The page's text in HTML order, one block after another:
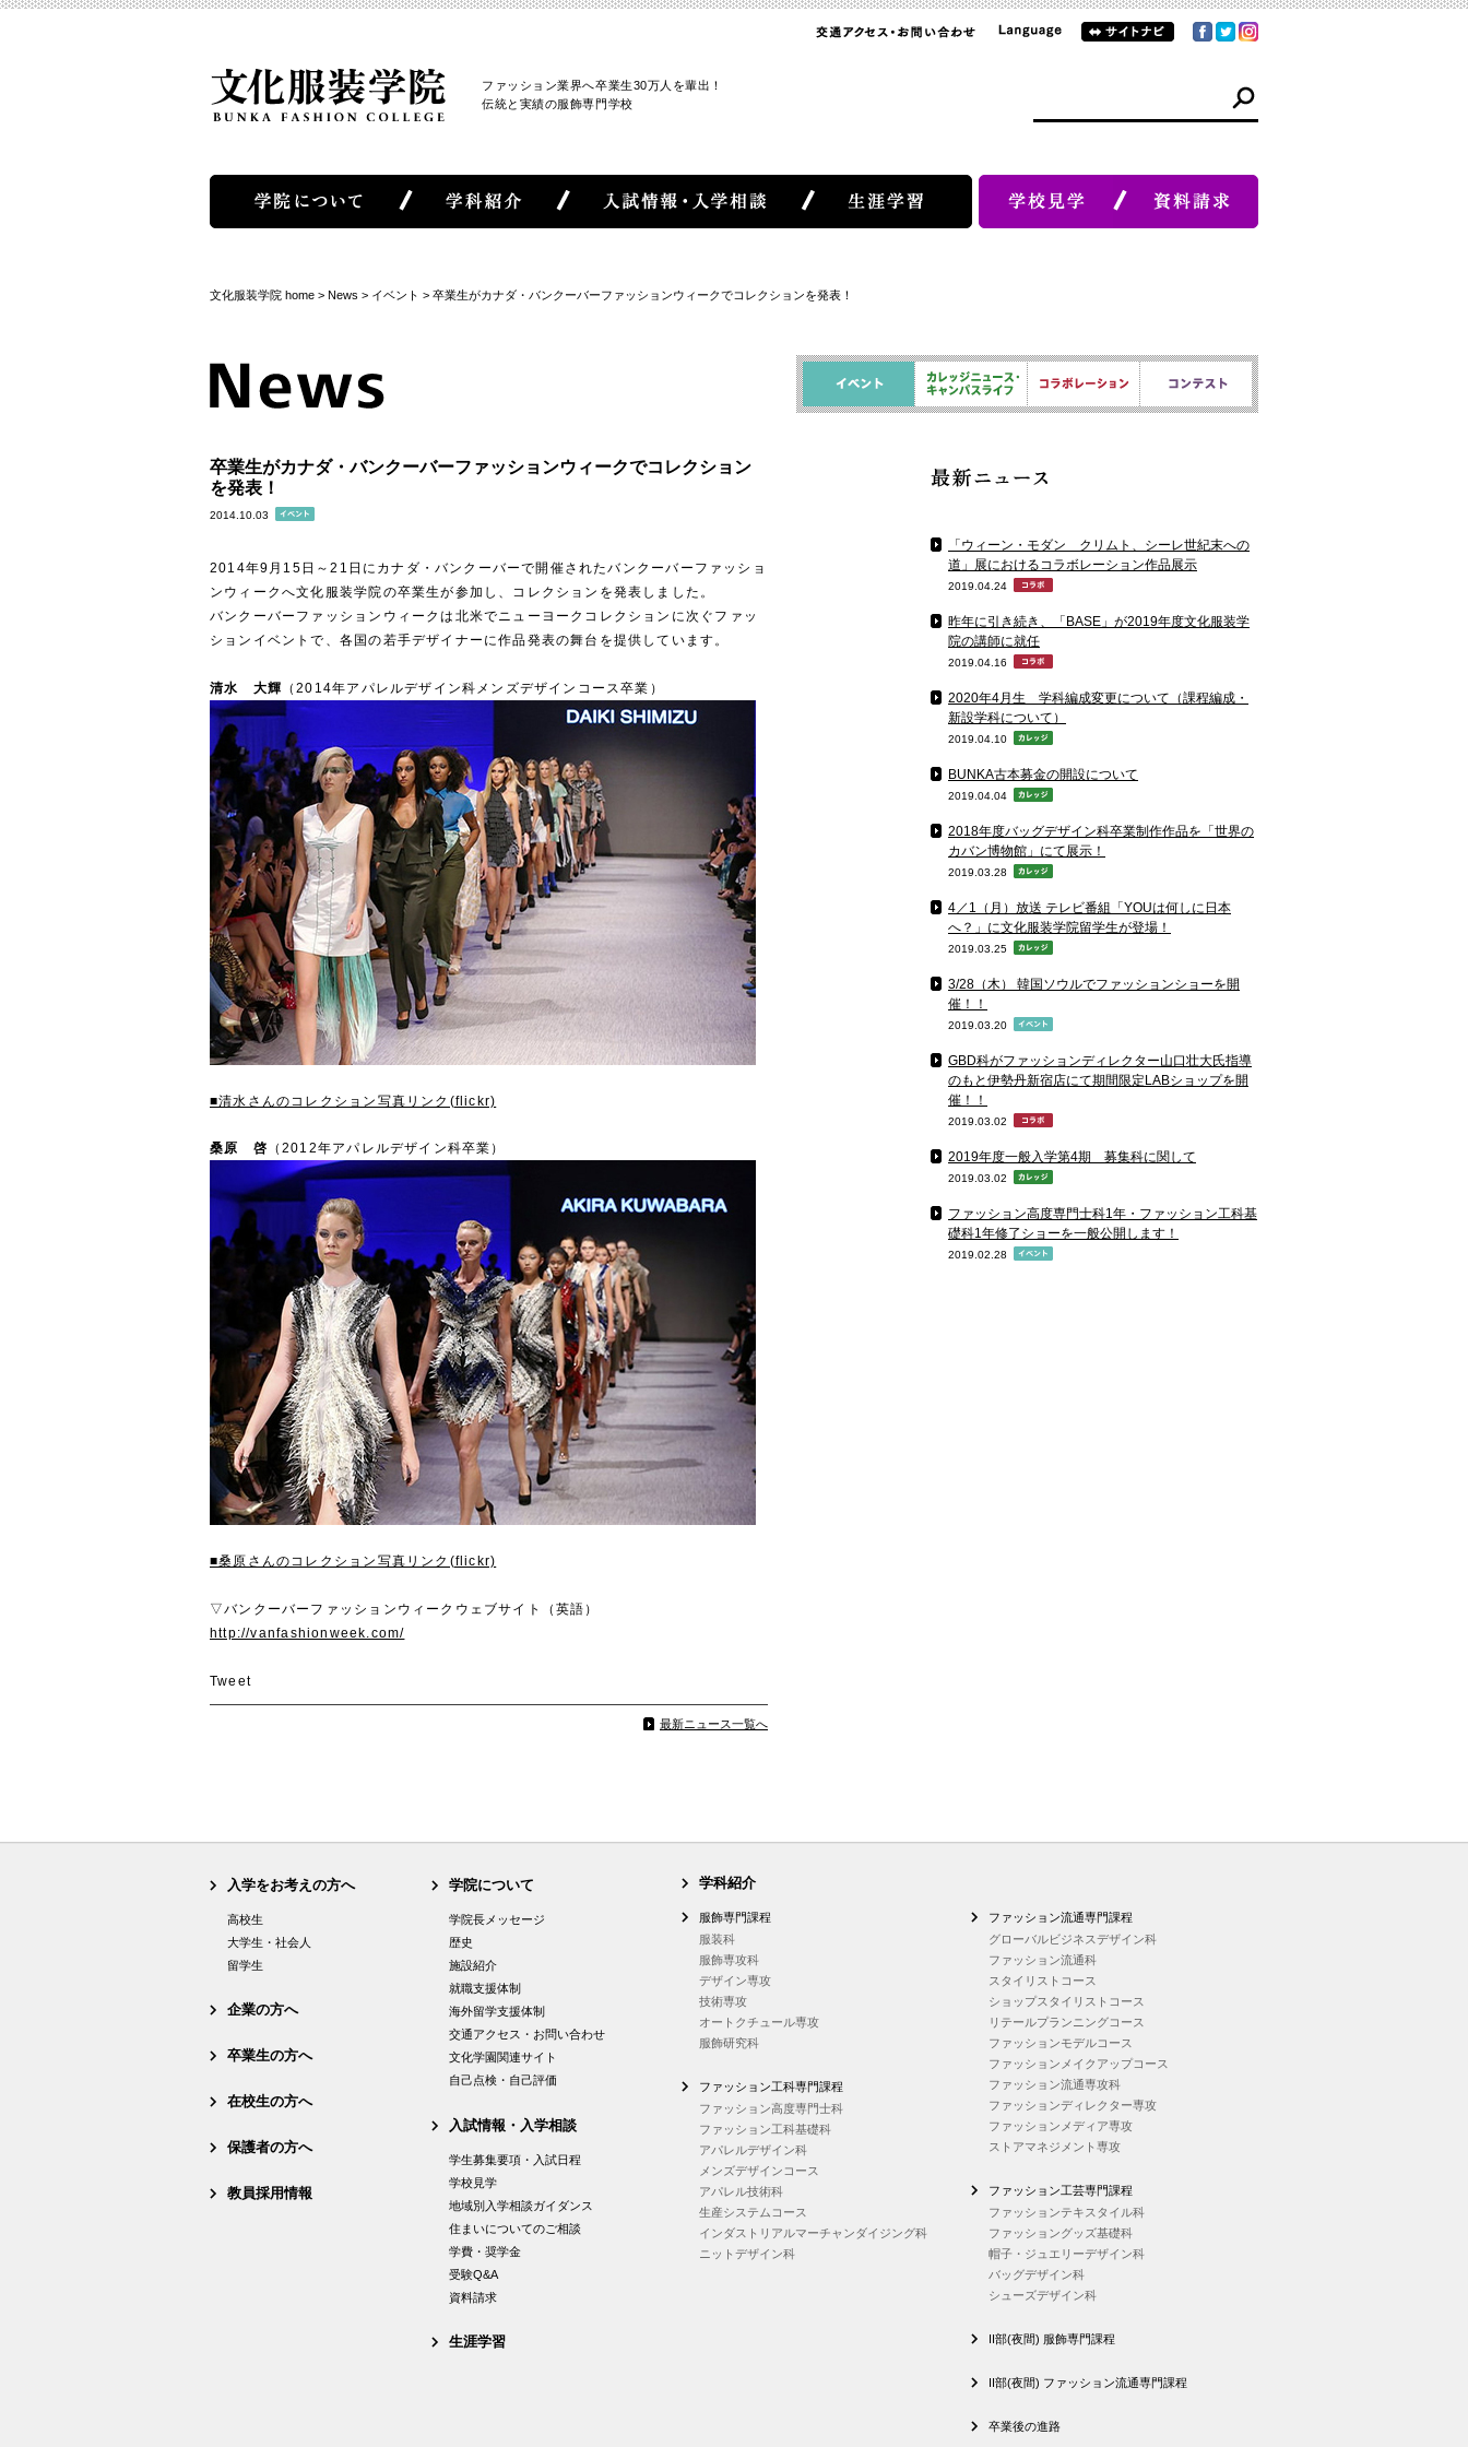
ファッション業界へ卒業生30万人を輩出！
伝統と実績の服飾専門学校
文化服装学院 home > News > イベント > 卒業生がカナダ・バンクーバーファッションウィークでコレクションを発表！
卒業生がカナダ・バンクーバーファッションウィークでコレクション
を発表！
2014.10.03
2014年9月15日～21日にカナダ・バンクーバーで開催されたバンクーバーファッショ
ンウィークへ文化服装学院の卒業生が参加し、コレクションを発表しました。
バンクーバーファッションウィークは北米でニューヨークコレクションに次ぐファッ
ションイベントで、各国の若手デザイナーに作品発表の舞台を提供しています。
清水 大輝 （2014年アパレルデザイン科メンズデザインコース卒業）
■清水さんのコレクション写真リンク(flickr)
桑原 啓 （2012年アパレルデザイン科卒業）
■桑原さんのコレクション写真リンク(flickr)
▽バンクーバーファッションウィークウェブサイト（英語）
http://vanfashionweek.com/
Tweet
最新ニュース一覧へ
「ウィーン・モダン クリムト、シーレ世紀末への
道」展におけるコラボレーション作品展示
2019.04.24
昨年に引き続き、「BASE」が2019年度文化服装学
院の講師に就任
2019.04.16
2020年4月生 学科編成変更について（課程編成・
新設学科について）
2019.04.10
BUNKA古本募金の開設について
2019.04.04
2018年度バッグデザイン科卒業制作作品を「世界の
カバン博物館」にて展示！
2019.03.28
4／1（月）放送 テレビ番組「YOUは何しに日本
へ？」に文化服装学院留学生が登場！
2019.03.25
3/28（木） 韓国ソウルでファッションショーを開
催！！
2019.03.20
GBD科がファッションディレクター山口壮大氏指導
のもと伊勢丹新宿店にて期間限定LABショップを開
催！！
2019.03.02
2019年度一般入学第4期 募集科に関して
2019.03.02
ファッション高度専門士科1年・ファッション工科基
礎科1年修了ショーを一般公開します！
2019.02.28
入学をお考えの方へ
高校生
大学生・社会人
留学生
企業の方へ
卒業生の方へ
在校生の方へ
保護者の方へ
教員採用情報
学院について
学院長メッセージ
歴史
施設紹介
就職支援体制
海外留学支援体制
交通アクセス・お問い合わせ
文化学園関連サイト
自己点検・自己評価
入試情報・入学相談
学生募集要項・入試日程
学校見学
地域別入学相談ガイダンス
住まいについてのご相談
学費・奨学金
受験Q&A
資料請求
生涯学習
学科紹介
服飾専門課程
服装科
服飾専攻科
デザイン専攻
技術専攻
オートクチュール専攻
服飾研究科
ファッション工科専門課程
ファッション高度専門士科
ファッション工科基礎科
アパレルデザイン科
メンズデザインコース
アパレル技術科
生産システムコース
インダストリアルマーチャンダイジング科
ニットデザイン科
ファッション流通専門課程
グローバルビジネスデザイン科
ファッション流通科
スタイリストコース
ショップスタイリストコース
リテールプランニングコース
ファッションモデルコース
ファッションメイクアップコース
ファッション流通専攻科
ファッションディレクター専攻
ファッションメディア専攻
ストアマネジメント専攻
ファッション工芸専門課程
ファッションテキスタイル科
ファッショングッズ基礎科
帽子・ジュエリーデザイン科
バッグデザイン科
シューズデザイン科
II部(夜間) 服飾専門課程
II部(夜間) ファッション流通専門課程
卒業後の進路